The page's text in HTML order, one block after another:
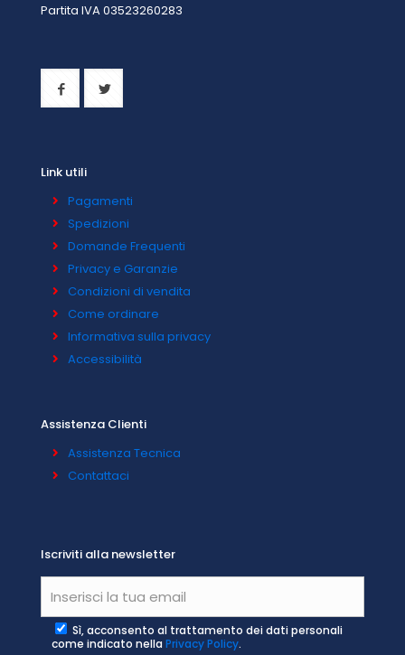
Partita IVA 03523260283
Link utili
Pagamenti
Spedizioni
Domande Frequenti
Privacy e Garanzie
Condizioni di vendita
Come ordinare
Informativa sulla privacy
Accessibilità
Assistenza Clienti
Assistenza Tecnica
Contattaci
Iscriviti alla newsletter
Sì, acconsento al trattamento dei dati personali
come indicato nella Privacy Policy.